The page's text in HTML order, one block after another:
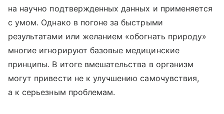
на научно подтвержденных данных и применяется
с умом. Однако в погоне за быстрыми
результатами или желанием «обогнать природу»
многие игнорируют базовые медицинские
принципы. В итоге вмешательства в организм
могут привести не к улучшению самочувствия,
а к серьезным проблемам.